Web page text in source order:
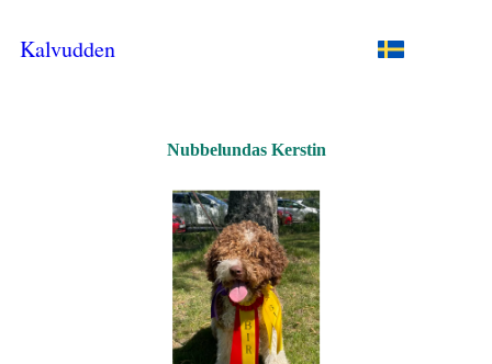
Kalvudden
Nubbelundas Kerstin